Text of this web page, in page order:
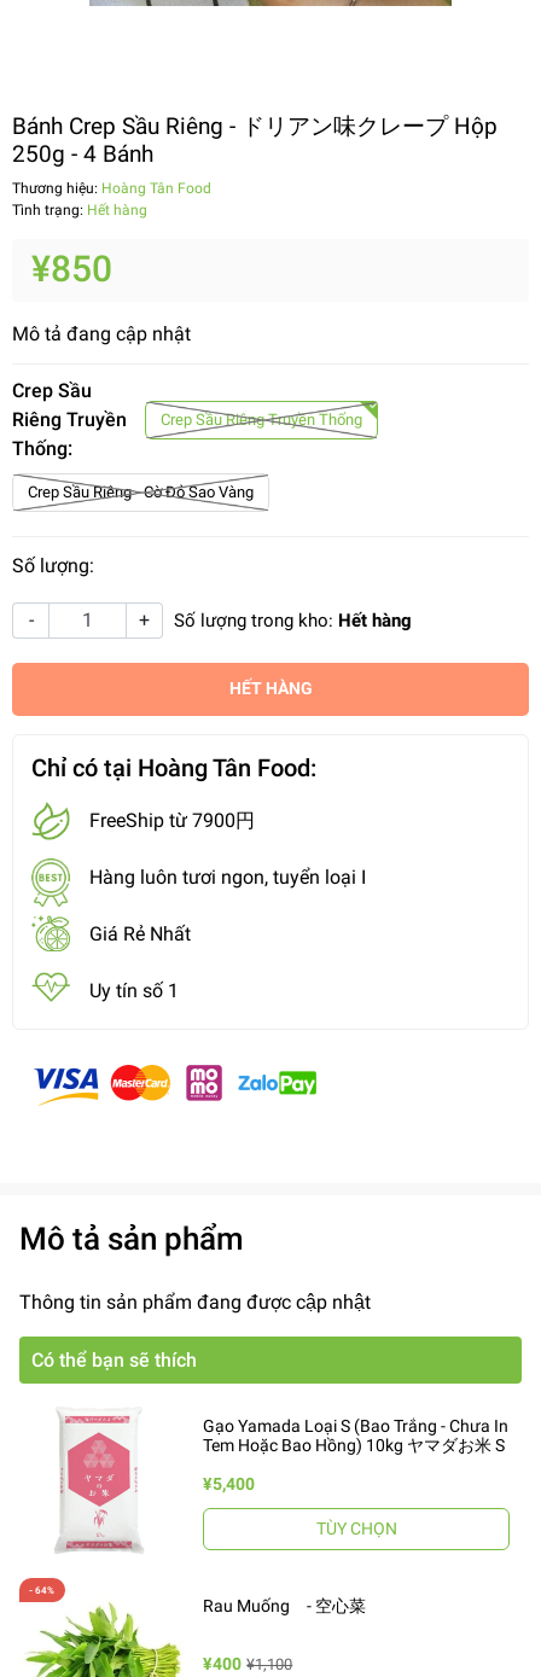
Bánh Crep Sầu Riêng - ドリアン味クレープ Hộp
250g - 4 Bánh
Thương hiệu: Hoàng Tân Food
Tình trạng: Hết hàng
¥850
Mô tả đang cập nhật
Crep Sầu
Riêng Truyền
Thống:
Crep Sầu Riêng Truyền Thống
Crep Sầu Riêng - Cờ Đỏ Sao Vàng
Số lượng:
- + Số lượng trong kho: Hết hàng
HẾT HÀNG
Chỉ có tại Hoàng Tân Food:
FreeShip từ 7900円
Hàng luôn tươi ngon, tuyển loại I
Giá Rẻ Nhất
Uy tín số 1
Mô tả sản phẩm
Thông tin sản phẩm đang được cập nhật
Có thể bạn sẽ thích
Gạo Yamada Loại S (Bao Trắng - Chưa In
Tem Hoặc Bao Hồng) 10kg ヤマダお米 S
¥5,400
TÙY CHỌN
Rau Muống - 空心菜
¥400 ¥1,100